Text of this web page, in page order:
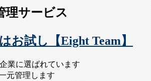
理サービス
お試し【Eight Team】
業に選ばれています
元管理します